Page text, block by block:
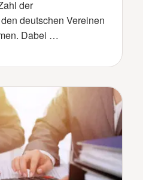
der
deutschen Vereinen
Dabei …